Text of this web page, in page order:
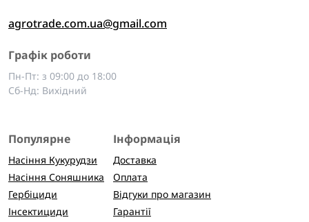
agrotrade.com.ua@gmail.com
Графік роботи
Пн-Пт: з 09:00 до 18:00
Сб-Нд: Вихідний
Популярне
Насіння Кукурудзи
Насіння Соняшника
Гербіциди
Інсектициди
Інформація
Доставка
Оплата
Відгуки про магазин
Гарантії